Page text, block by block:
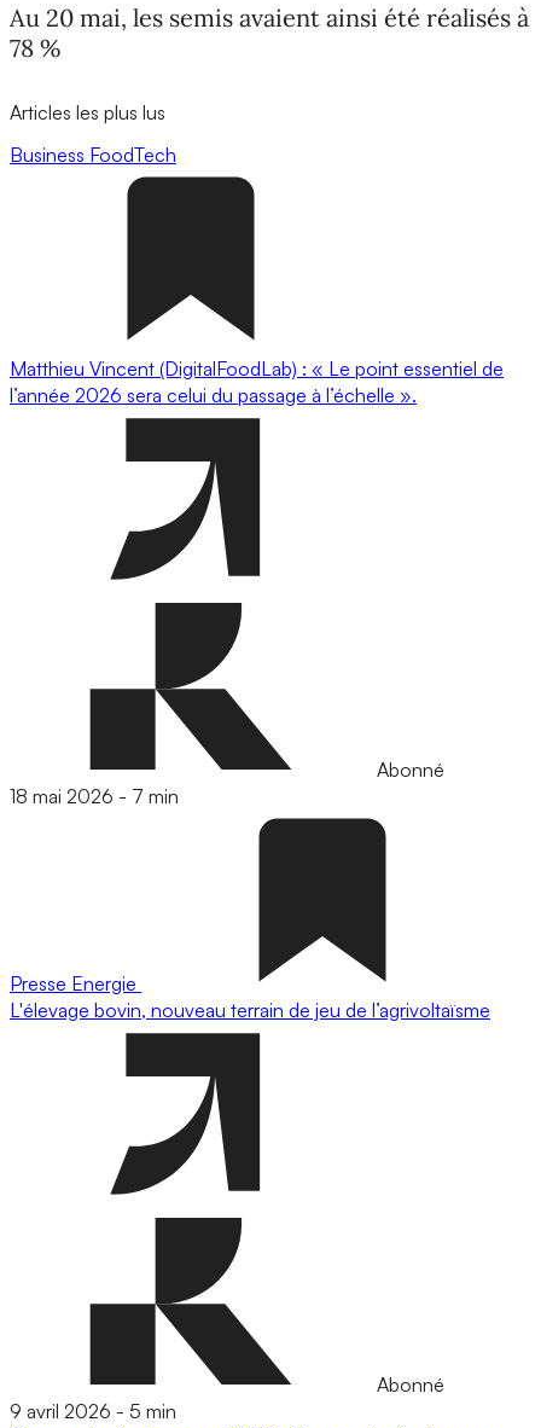
Au 20 mai, les semis avaient ainsi été réalisés à
78 %
Articles les plus lus
Business FoodTech
Matthieu Vincent (DigitalFoodLab) : « Le point essentiel de
l’année 2026 sera celui du passage à l’échelle ».
Abonné
18 mai 2026 - 7 min
Presse Energie
L'élevage bovin, nouveau terrain de jeu de l’agrivoltaïsme
Abonné
9 avril 2026 - 5 min